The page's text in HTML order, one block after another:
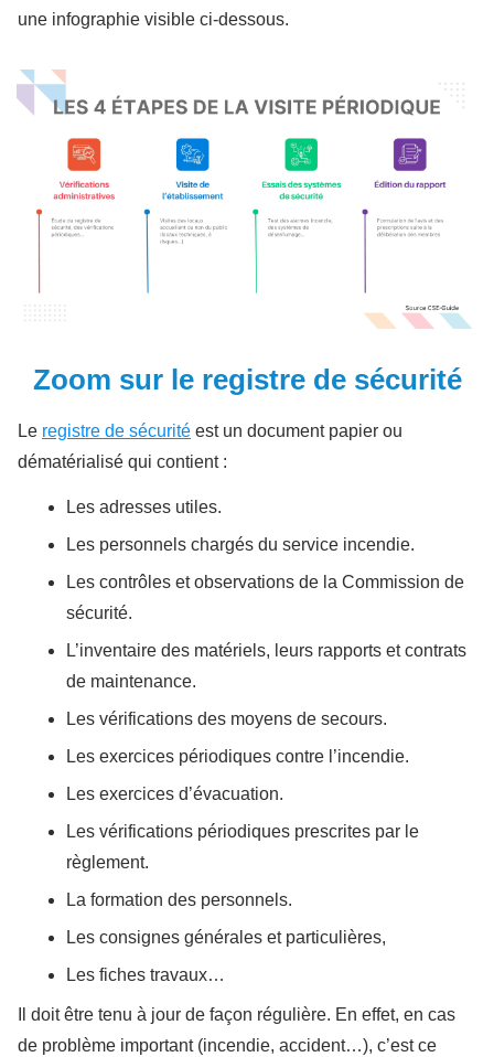
une infographie visible ci-dessous.
Zoom sur le registre de sécurité
Le registre de sécurité est un document papier ou
dématérialisé qui contient :
Les adresses utiles.
Les personnels chargés du service incendie.
Les contrôles et observations de la Commission de
sécurité.
L’inventaire des matériels, leurs rapports et contrats
de maintenance.
Les vérifications des moyens de secours.
Les exercices périodiques contre l’incendie.
Les exercices d’évacuation.
Les vérifications périodiques prescrites par le
règlement.
La formation des personnels.
Les consignes générales et particulières,
Les fiches travaux…
Il doit être tenu à jour de façon régulière. En effet, en cas
de problème important (incendie, accident…), c’est ce